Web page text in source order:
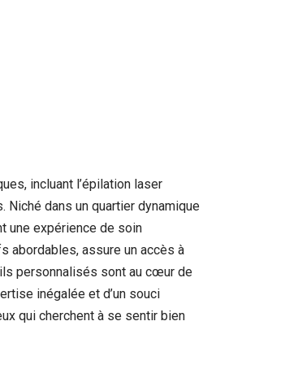
incluant l’épilation laser
dans un quartier dynamique
une expérience de soin
abordables, assure un accès à
personnalisés sont au cœur de
inégalée et d’un souci
qui cherchent à se sentir bien